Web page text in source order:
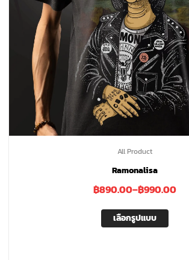
All Product
Ramonalisa
฿890.00–฿990.00
เลือกรูปแบบ